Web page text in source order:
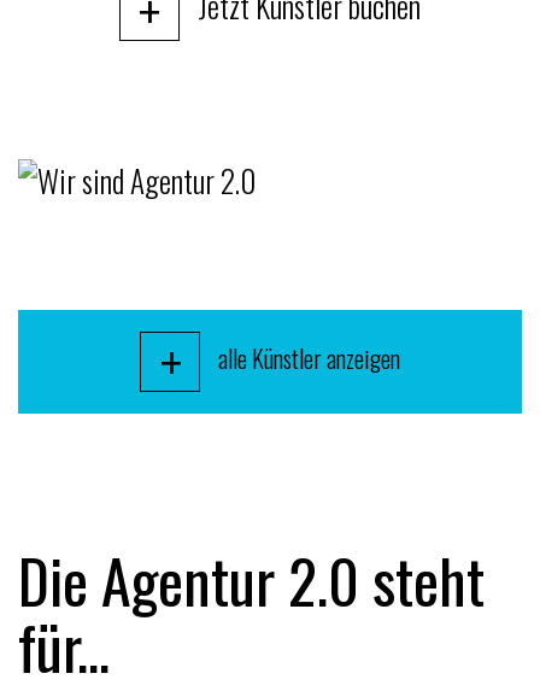
+ alle Künstler anzeigen
Die Agentur 2.0 steht
für...